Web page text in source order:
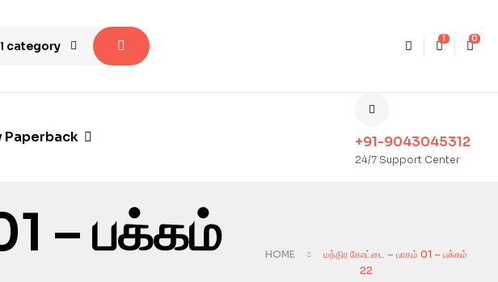
category
1 0
Paperback +91-9043045312
24/7 Support Center
– பக்கம்
HOME
மந்திர கோட்டை – பாகம் 01 – பக்கம்
22